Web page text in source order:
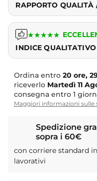
RAPPORTO QUALITÀ
★★★★★
INDICE QUALITATIVO
Ordina entro 20 ore,
riceverlo Martedì 11
consegna entro 1
Maggiori informazioni sulle
Spedizione
sopra i 60€
con corriere standard
lavorativi